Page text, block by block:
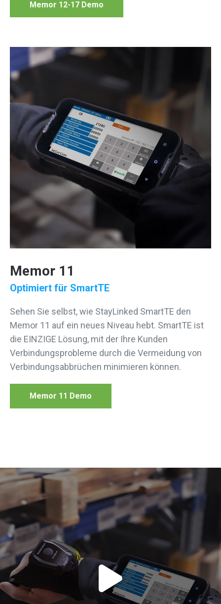
Memor 12-17 Demo
Memor 11
Optimiert für SmartTE
Sehen Sie selbst, wie StayLinked SmartTE den
Memor 11 auf ein neues Niveau hebt. SmartTE ist
die EINZIGE Lösung, mit der Ihre Kunden
Verbindungsprobleme durch die Vermeidung von
Verbindungsabbrüchen minimieren können.
Memor 11 Demo